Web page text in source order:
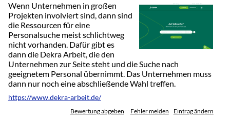
Wenn Unternehmen in großen
Projekten involviert sind, dann sind
die Ressourcen für eine
Personalsuche meist schlichtweg
nicht vorhanden. Dafür gibt es
dann die Dekra Arbeit, die den
Unternehmen zur Seite steht und die Suche nach
geeignetem Personal übernimmt. Das Unternehmen muss
dann nur noch eine abschließende Wahl treffen.
https://www.dekra-arbeit.de/
Bewertung abgeben Fehler melden Eintrag ändern